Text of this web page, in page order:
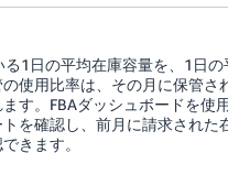
1日の平均在庫容量を、1日
使用比率は、その月に保管
す。FBAダッシュボードを使
を確認し、前月に請求され
きます。